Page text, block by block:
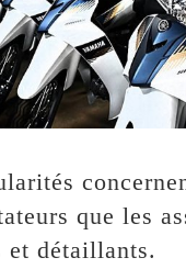
que les
et détaillants.